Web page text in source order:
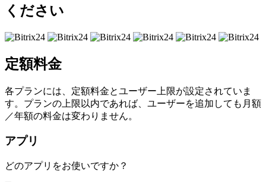
ください
定額料金
各プランには、定額料金とユーザー上限が設定されていま
す。プランの上限以内であれば、ユーザーを追加しても月額
／年額の料金は変わりません。
アプリ
どのアプリをお使いですか？